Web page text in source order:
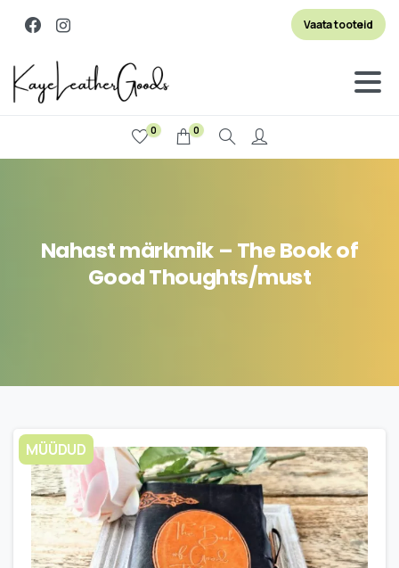
Vaata tooteid
0 0
Otsi
Nahastmärkmik – TheBookof
GoodThoughts/must
MÜÜDUD